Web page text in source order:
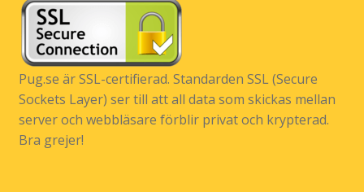
Pug.se är SSL-certifierad. Standarden SSL (Secure
Sockets Layer) ser till att all data som skickas mellan
server och webbläsare förblir privat och krypterad.
Bra grejer!